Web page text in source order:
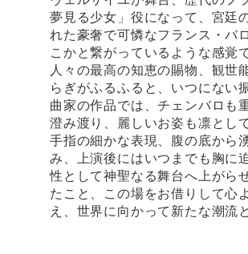
夢見る少女」役になって、宮廷
れた豪奢で可憐なフランス・バ
こかと繋がっているような感覚
人々の最高の知恵の賜物、観世
らぎがふるふると、いつにない
曲家の作品では、チェンバロも
澄み渡り、麗しいお姿も凛とし
手指の細かな表現、腹の底から
み、上演後にはいつまでも胸に
性として神聖なる舞台へ上がら
たこと、この場をお借りして心
え、世界に向かって新たな潮流